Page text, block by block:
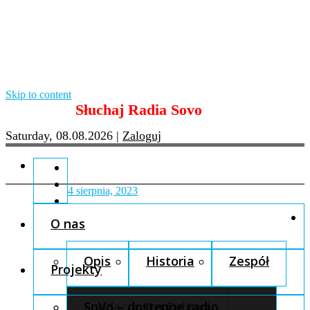
Skip to content
Słuchaj Radia Sovo
Saturday, 08.08.2026 | Zaloguj
O nas
Opis Historia Zespół
Fundacja Pro Cultura
Projekty
SoVo – dostępne radio
4 sierpnia, 2023